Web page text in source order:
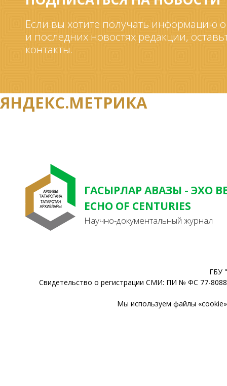
Если вы хотите получать информацию
и последних новостях редакции,
контакты.
ЯНДЕКС.МЕТРИКА
ГАСЫРЛАР АВАЗЫ - ЭХО
ECHO OF CENTURIES
Научно-документальный журнал
ГБУ
Свидетельство о регистрации СМИ: ПИ № ФС 77-
Мы используем файлы «cookie»